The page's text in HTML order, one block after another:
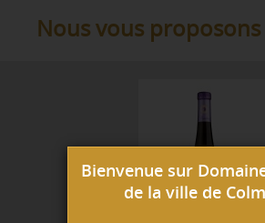
Nous vous
Bienvenue sur
de la ville de